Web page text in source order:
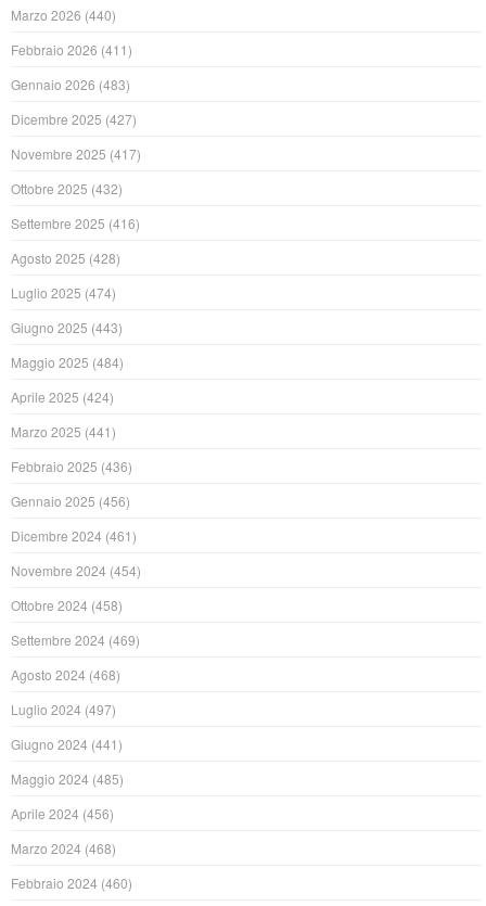
Marzo 2026 (440)
Febbraio 2026 (411)
Gennaio 2026 (483)
Dicembre 2025 (427)
Novembre 2025 (417)
Ottobre 2025 (432)
Settembre 2025 (416)
Agosto 2025 (428)
Luglio 2025 (474)
Giugno 2025 (443)
Maggio 2025 (484)
Aprile 2025 (424)
Marzo 2025 (441)
Febbraio 2025 (436)
Gennaio 2025 (456)
Dicembre 2024 (461)
Novembre 2024 (454)
Ottobre 2024 (458)
Settembre 2024 (469)
Agosto 2024 (468)
Luglio 2024 (497)
Giugno 2024 (441)
Maggio 2024 (485)
Aprile 2024 (456)
Marzo 2024 (468)
Febbraio 2024 (460)